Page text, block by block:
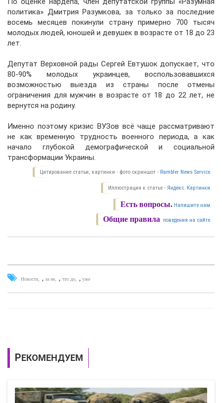
политика» Дмитрия Разумкова, за только за последние
восемь месяцев покинули страну примерно 700 тысяч
молодых людей, юношей и девушек в возрасте от 18 до 23
лет.
Депутат Верховной рады Сергей Евтушок допускает, что
80-90% молодых украинцев, воспользовавшихся
возможностью выезда из страны после отмены
ограничения для мужчин в возрасте от 18 до 22 лет, не
вернутся на родину.
Именно поэтому кризис ВУЗов всё чаще рассматривают
не как временную трудность военного периода, а как
начало глубокой демографической и социальной
трансформации Украины.
Цитирование статьи, картинки - фото скриншот - Rambler News Service.
Иллюстрация к статье - Яндекс. Картинки.
Есть вопросы. Напишите нам.
Общие правила поведения на сайте.
Новости , за не , что до , уже
РЕКОМЕНДУЕМ